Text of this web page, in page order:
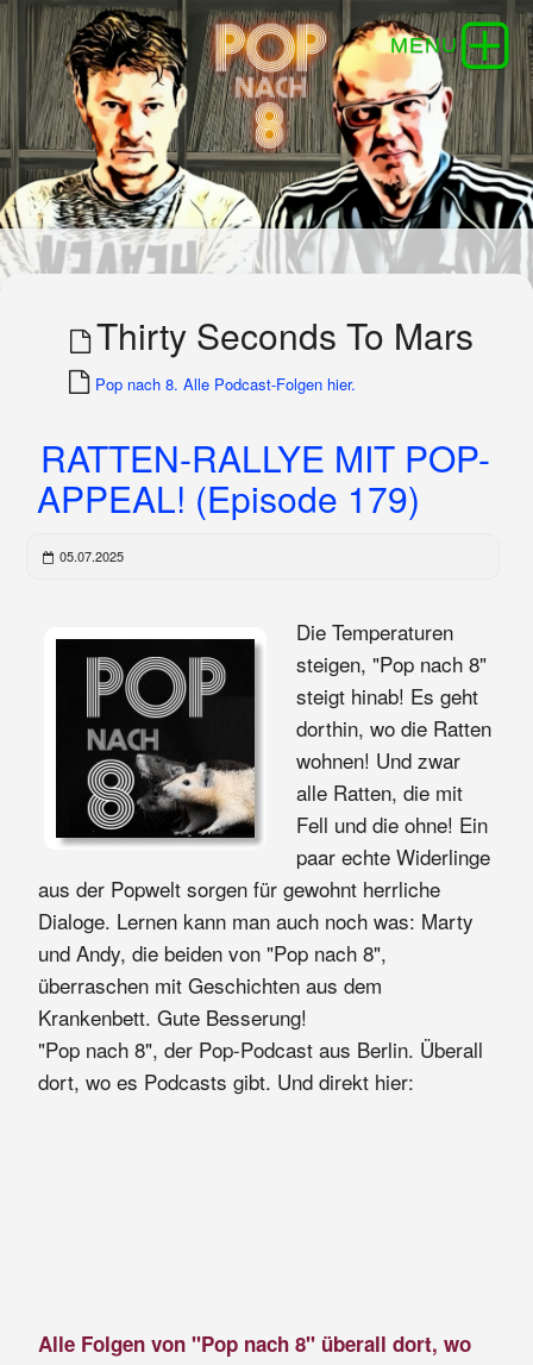
Thirty Seconds To Mars
Pop nach 8. Alle Podcast-Folgen hier.
RATTEN-RALLYE MIT POP-
APPEAL! (Episode 179)
05.07.2025
Die Temperaturen
steigen, "Pop nach 8"
steigt hinab! Es geht
dorthin, wo die Ratten
wohnen! Und zwar
alle Ratten, die mit
Fell und die ohne! Ein
paar echte Widerlinge
aus der Popwelt sorgen für gewohnt herrliche
Dialoge. Lernen kann man auch noch was: Marty
und Andy, die beiden von "Pop nach 8",
überraschen mit Geschichten aus dem
Krankenbett. Gute Besserung!
"Pop nach 8", der Pop-Podcast aus Berlin. Überall
dort, wo es Podcasts gibt. Und direkt hier:
Alle Folgen von "Pop nach 8" überall dort, wo